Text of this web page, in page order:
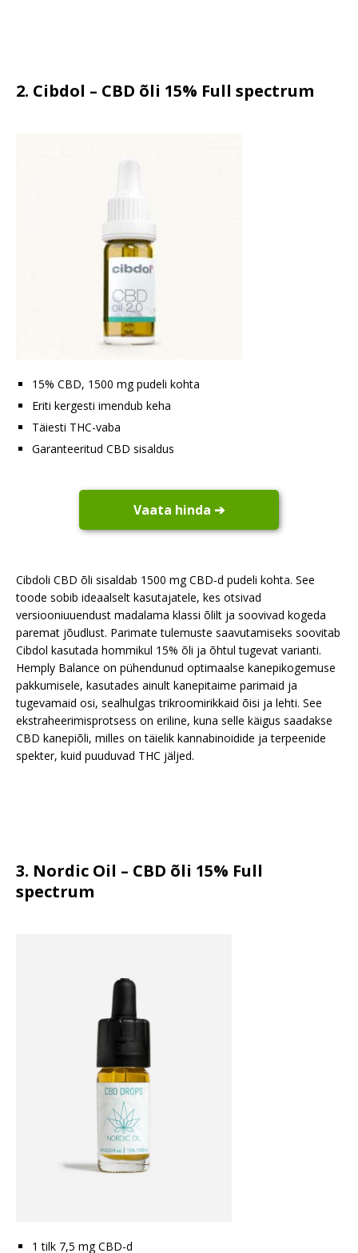
2. Cibdol – CBD õli 15% Full spectrum
15% CBD, 1500 mg pudeli kohta
Eriti kergesti imendub keha
Täiesti THC-vaba
Garanteeritud CBD sisaldus
Vaata hinda ➔
Cibdoli CBD õli sisaldab 1500 mg CBD-d pudeli kohta. See
toode sobib ideaalselt kasutajatele, kes otsivad
versiooniuuendust madalama klassi õlilt ja soovivad kogeda
paremat jõudlust. Parimate tulemuste saavutamiseks soovitab
Cibdol kasutada hommikul 15% õli ja õhtul tugevat varianti.
Hemply Balance on pühendunud optimaalse kanepikogemuse
pakkumisele, kasutades ainult kanepitaime parimaid ja
tugevamaid osi, sealhulgas trikroomirikkaid õisi ja lehti. See
ekstraheerimisprotsess on eriline, kuna selle käigus saadakse
CBD kanepiõli, milles on täielik kannabinoidide ja terpeenide
spekter, kuid puuduvad THC jäljed.
3. Nordic Oil – CBD õli 15% Full
spectrum
1 tilk 7,5 mg CBD-d